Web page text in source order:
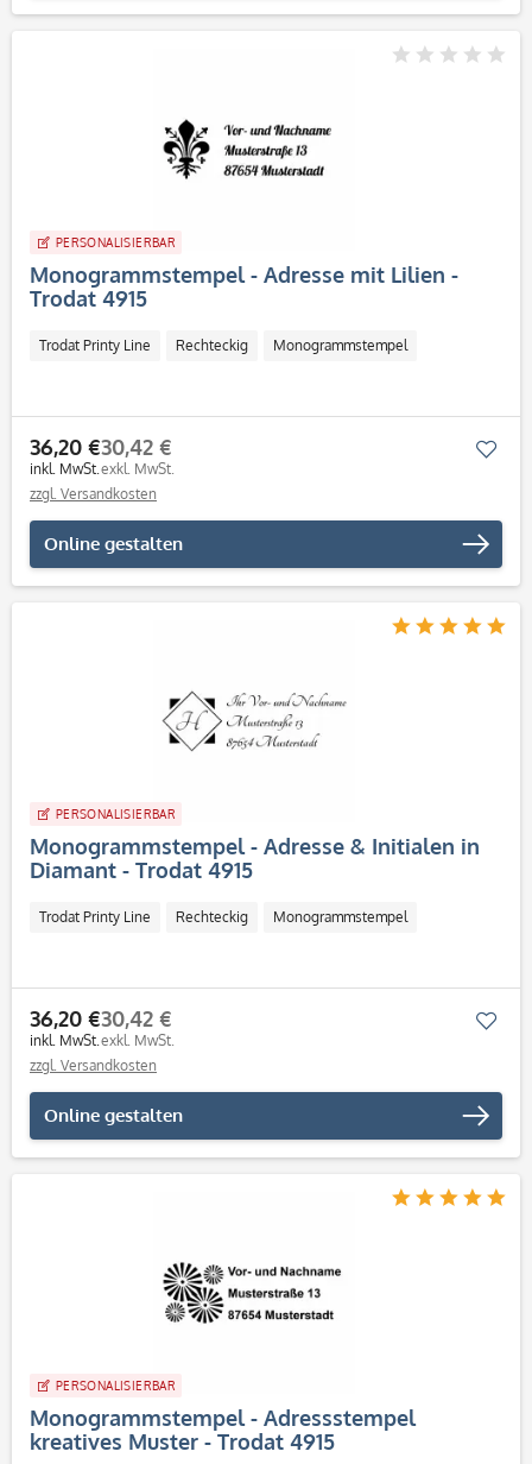
PERSONALISIERBAR
Monogrammstempel - Adresse mit Lilien -
Trodat 4915
Trodat Printy Line Rechteckig Monogrammstempel
36,20 €
inkl. MwSt.
30,42 €
exkl. MwSt.
zzgl. Versandkosten
Online gestalten
PERSONALISIERBAR
Monogrammstempel - Adresse & Initialen in
Diamant - Trodat 4915
Trodat Printy Line Rechteckig Monogrammstempel
36,20 €
inkl. MwSt.
30,42 €
exkl. MwSt.
zzgl. Versandkosten
Online gestalten
PERSONALISIERBAR
Monogrammstempel - Adressstempel
kreatives Muster - Trodat 4915